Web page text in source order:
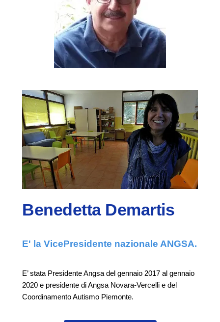
Benedetta Demartis
E' la VicePresidente nazionale ANGSA.
E’ stata Presidente Angsa del gennaio 2017 al gennaio
2020 e presidente di Angsa Novara-Vercelli e del
Coordinamento Autismo Piemonte.